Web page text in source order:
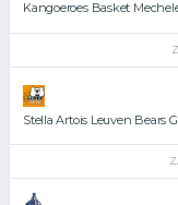
Kangoeroes Basket
Stella Artois Leuven Bears